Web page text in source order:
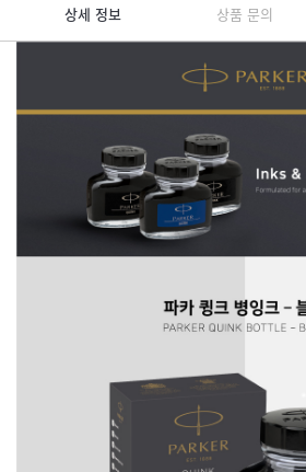
상세 정보 상품 문의